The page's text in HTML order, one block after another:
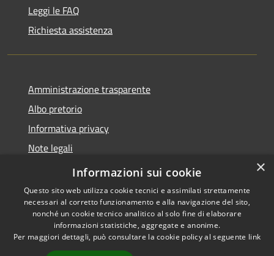
Leggi le FAQ
Richiesta assistenza
Amministrazione trasparente
Albo pretorio
Informativa privacy
Note legali
Dichiarazione di accessibilità
Accessibilità
Copyright © 2026 • Comune di
Castel d'Ario • Powered by
×
Informazioni sui cookie
Questo sito web utilizza cookie tecnici e assimilati strettamente
necessari al corretto funzionamento e alla navigazione del sito,
nonché un cookie tecnico analitico al solo fine di elaborare
informazioni statistiche, aggregate e anonime.
Per maggiori dettagli, può consultare la cookie policy al seguente link